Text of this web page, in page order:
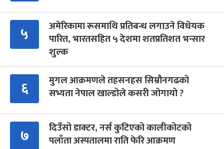
५
अमेरिकामा रूसमाथि प्रतिबन्ध लगाउने विधेयक
पारित, भारतसहित ५ देशमा शतप्रतिशत भन्सार
शुल्क
६
मुगल आक्रमणले तहसनहस सिम्रौनगढको
सभ्यता नेपाल खाल्डोले कसरी जोगायो ?
७
दिउँसो डाक्टर, नर्स कुटिएको कालीकोटको
पलाँता अस्पतालमा राति फेरि आक्रमण